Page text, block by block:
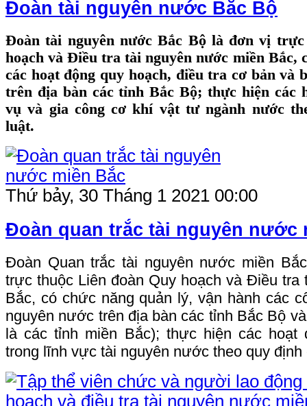
Đoàn tài nguyên nước Bắc Bộ
Đoàn tài nguyên nước Bắc Bộ là đơn vị
hoạch và Điều tra tài nguyên nước miền Bắc,
các hoạt động quy hoạch, điều tra cơ bản và
trên địa bàn các tỉnh Bắc Bộ; thực hiện các
vụ và gia công cơ khí vật tư ngành nước
luật.
Thứ bảy, 30 Tháng 1 2021 00:00
Đoàn quan trắc tài nguyên nước
Đoàn Quan trắc tài nguyên nước miền
trực thuộc Liên đoàn Quy hoạch và Điều tra
Bắc, có chức năng quản lý, vận hành các
nguyên nước trên địa bàn các tỉnh Bắc Bộ
là các tỉnh miền Bắc); thực hiện các hoạt
trong lĩnh vực tài nguyên nước theo quy định